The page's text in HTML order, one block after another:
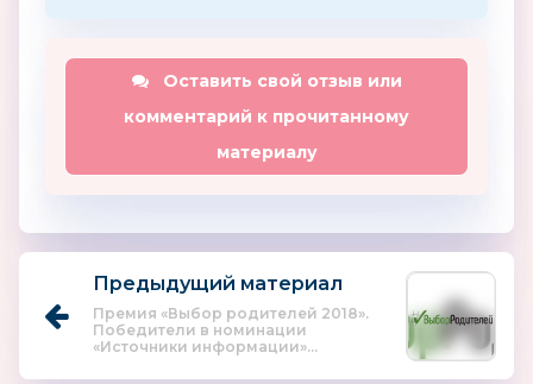
Оставить свой отзыв или
комментарий к прочитанному
материалу
Предыдущий материал
Премия «Выбор родителей 2018».
Победители в номинации
«Источники информации»...